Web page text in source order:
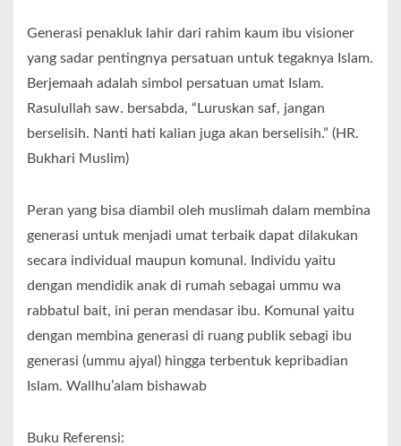
Generasi penakluk lahir dari rahim kaum ibu visioner
yang sadar pentingnya persatuan untuk tegaknya Islam.
Berjemaah adalah simbol persatuan umat Islam.
Rasulullah saw. bersabda, “Luruskan saf, jangan
berselisih. Nanti hati kalian juga akan berselisih.” (HR.
Bukhari Muslim)
Peran yang bisa diambil oleh muslimah dalam membina
generasi untuk menjadi umat terbaik dapat dilakukan
secara individual maupun komunal. Individu yaitu
dengan mendidik anak di rumah sebagai ummu wa
rabbatul bait, ini peran mendasar ibu. Komunal yaitu
dengan membina generasi di ruang publik sebagi ibu
generasi (ummu ajyal) hingga terbentuk kepribadian
Islam. Wallhu’alam bishawab
Buku Referensi: